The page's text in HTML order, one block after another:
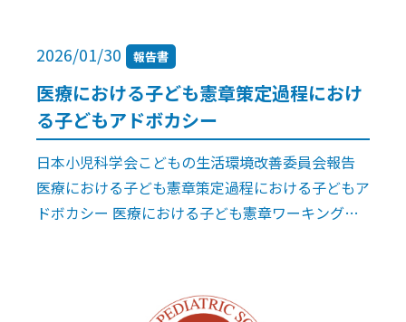
2026/01/30 報告書
医療における子ども憲章策定過程におけ
る子どもアドボカシー
日本小児科学会こどもの生活環境改善委員会報告
医療における子ども憲章策定過程における子どもア
ドボカシー 医療における子ども憲章ワーキンググ